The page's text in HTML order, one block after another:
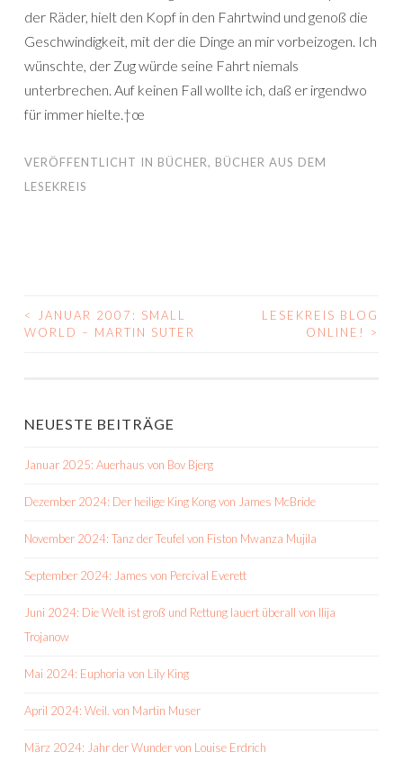
der Räder, hielt den Kopf in den Fahrtwind und genoß die
Geschwindigkeit, mit der die Dinge an mir vorbeizogen. Ich
wünschte, der Zug würde seine Fahrt niemals
unterbrechen. Auf keinen Fall wollte ich, daß er irgendwo
für immer hielte.†œ
VERÖFFENTLICHT IN BÜCHER, BÜCHER AUS DEM
LESEKREIS
BEITRAGS-
<
JANUAR 2007: SMALL
WORLD – MARTIN SUTER
LESEKREIS BLOG
ONLINE!
>
NEUESTE BEITRÄGE
Januar 2025: Auerhaus von Bov Bjerg
Dezember 2024: Der heilige King Kong von James McBride
November 2024: Tanz der Teufel von Fiston Mwanza Mujila
September 2024: James von Percival Everett
Juni 2024: Die Welt ist groß und Rettung lauert überall von Ilija
Trojanow
Mai 2024: Euphoria von Lily King
April 2024: Weil. von Martin Muser
März 2024: Jahr der Wunder von Louise Erdrich